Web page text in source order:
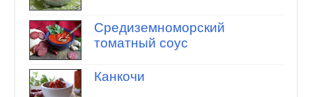
Средиземноморский
томатный соус
Канкочи